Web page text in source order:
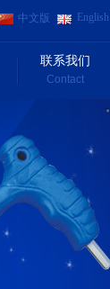
English
中文版
联系我们
Contact